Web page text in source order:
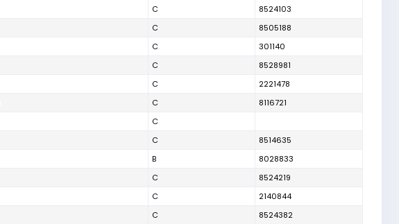
C
8524103
C
8505188
C
301140
C
8528981
C
2221478
C
8116721
C
C
8514635
B
8028833
C
8524219
C
2140844
C
8524382